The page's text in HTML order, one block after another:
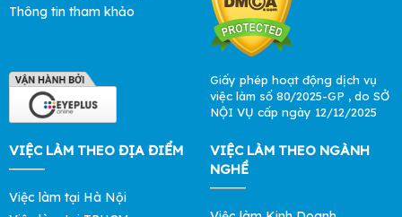
Thông tin tham khảo
Giấy phép hoạt động dịch vụ
việc làm số 80/2025-GP , do SỞ
NỘI VỤ cấp ngày 12/12/2025
VIỆC LÀM THEO ĐỊA ĐIỂM
Việc làm tại Hà Nội
VIỆC LÀM THEO NGÀNH
NGHỀ